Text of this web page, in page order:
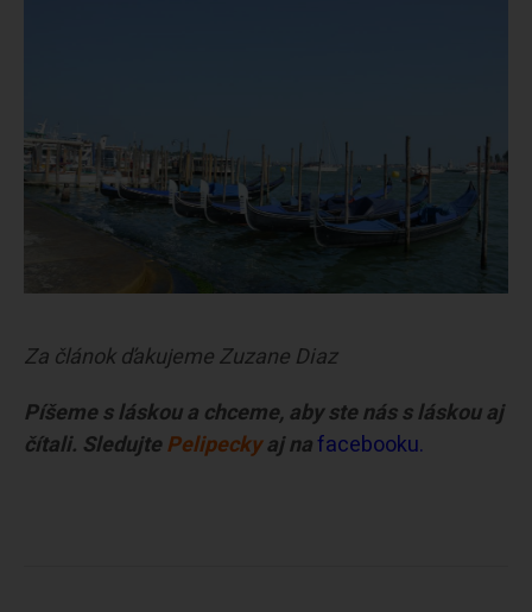
Za článok ďakujeme Zuzane Diaz
Píšeme s láskou a chceme, aby ste nás s láskou aj
čítali. SledujtePelipeckyaj nafacebooku.